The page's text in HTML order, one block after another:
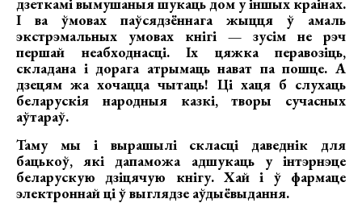
І ва ўмовах паўсядзённага жыцця ў амаль
экстрэмальных умовах кнігі — зусім не рэч
першай неабходнасці. Іх цяжка перавозіць,
складана і дорага атрымаць нават па пошце. А
дзецям жа хочацца чытаць! Ці хаця б слухаць
беларускія народныя казкі, творы сучасных
аўтараў.
Таму мы і вырашылі скласці даведнік для
бацькоў, які дапаможа адшукаць у інтэрнэце
беларускую дзіцячую кнігу. Хай і ў фармаце
электроннай ці ў выглядзе аўдыёвыдання.